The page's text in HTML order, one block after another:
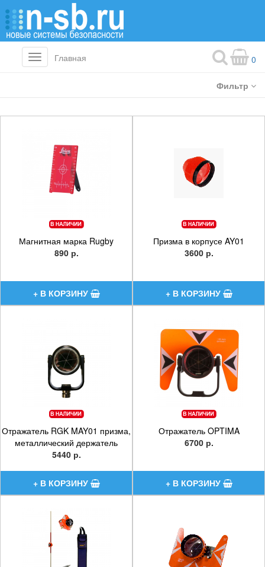
Toggle
navigation
Главная 0
Фильтр
Магнитная марка Rugby
890 р.
Призма в корпусе AY01
3600 р.
Отражатель RGK MAY01 призма,
металлический держатель
5440 р.
Отражатель OPTIMA
6700 р.